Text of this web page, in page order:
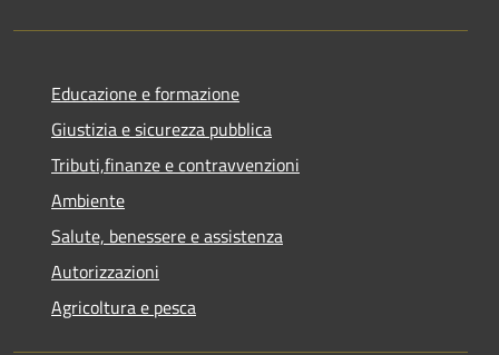
Educazione e formazione
Giustizia e sicurezza pubblica
Tributi,finanze e contravvenzioni
Ambiente
Salute, benessere e assistenza
Autorizzazioni
Agricoltura e pesca